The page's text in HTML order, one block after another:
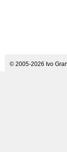
© 2005-2026 Ivo